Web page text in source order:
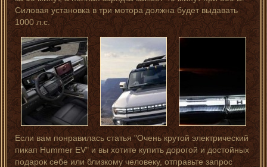
Силовая установка в три мотора должна будет выдавать
1000 л.с.
Если вам понравилась статья "Очень крутой электрический
пикап Hummer EV" и вы хотите купить дорогой и достойных
подарок себе или близкому человеку, отправьте запрос